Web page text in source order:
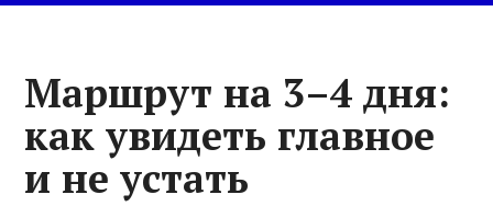
Маршрут на 3–4 дня:
как увидеть главное
и не устать